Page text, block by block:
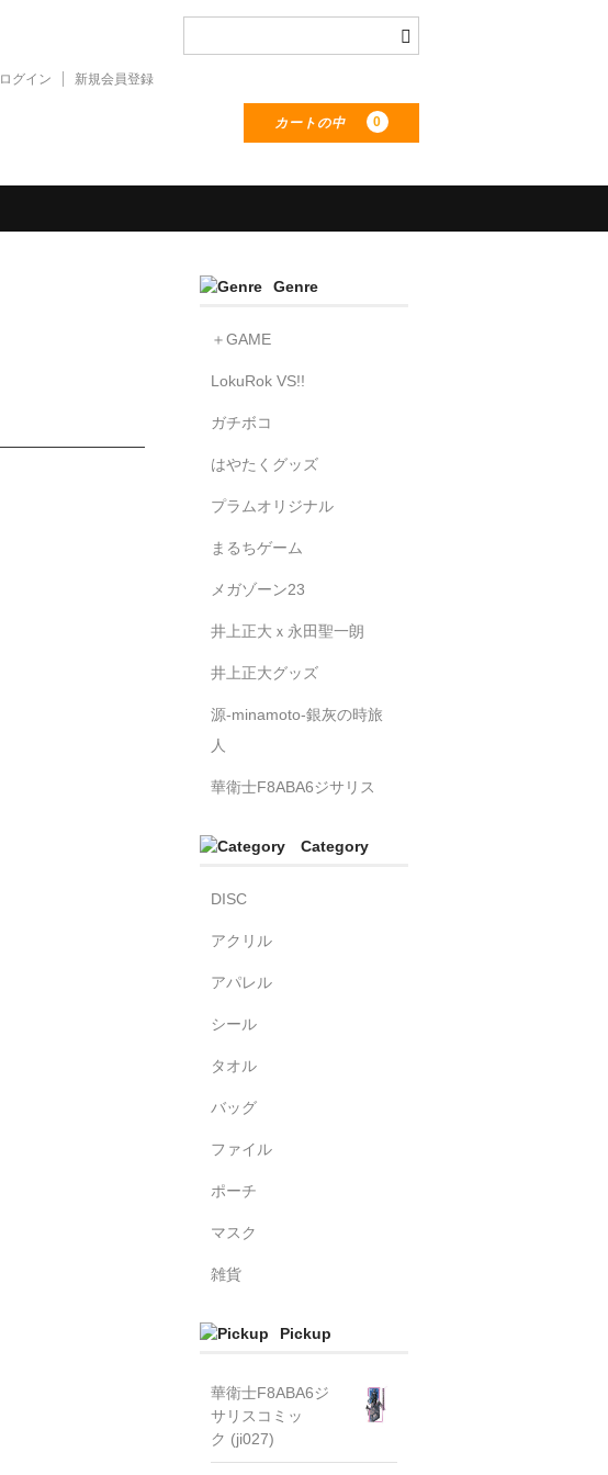
ログイン 新規会員登録
カートの中 0
Genre
＋GAME
LokuRok VS!!
ガチボコ
はやたくグッズ
プラムオリジナル
まるちゲーム
メガゾーン23
井上正大ｘ永田聖一朗
井上正大グッズ
源-minamoto-銀灰の時旅
人
華衛士F8ABA6ジサリス
Category
DISC
アクリル
アパレル
シール
タオル
バッグ
ファイル
ポーチ
マスク
雑貨
Pickup
華衛士F8ABA6ジ
サリスコミッ
ク (ji027)